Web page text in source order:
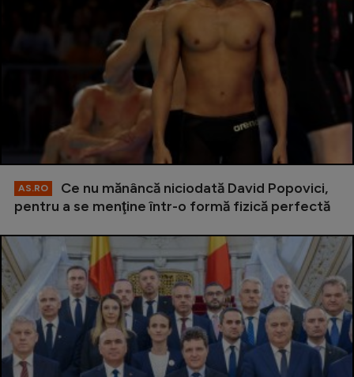
AS.RO
Ce nu mănâncă niciodată David Popovici,
pentru a se menţine într-o formă fizică perfectă